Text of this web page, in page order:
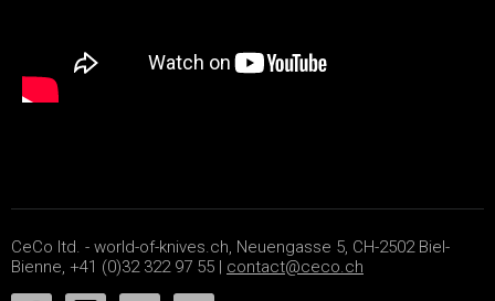
CeCo ltd. - world-of-knives.ch, Neuengasse 5, CH-2502 Biel-
Bienne, +41 (0)32 322 97 55 | contact@ceco.ch